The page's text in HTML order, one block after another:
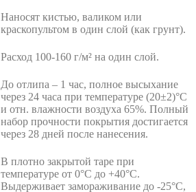
Наносят кистью, валиком или
краскопультом в один слой (как грунт).
Расход 100-160 г/м² на один слой.
До отлипа – 1 час, полное высыхание
через 24 часа при температуре (20±2)°С
и отн. влажности воздуха 65%. Полный
набор прочности покрытия достигается
через 28 дней после нанесения.
В плотно закрытой таре при
температуре от 0°С до +40°С.
Выдерживает замораживание до -25°С,